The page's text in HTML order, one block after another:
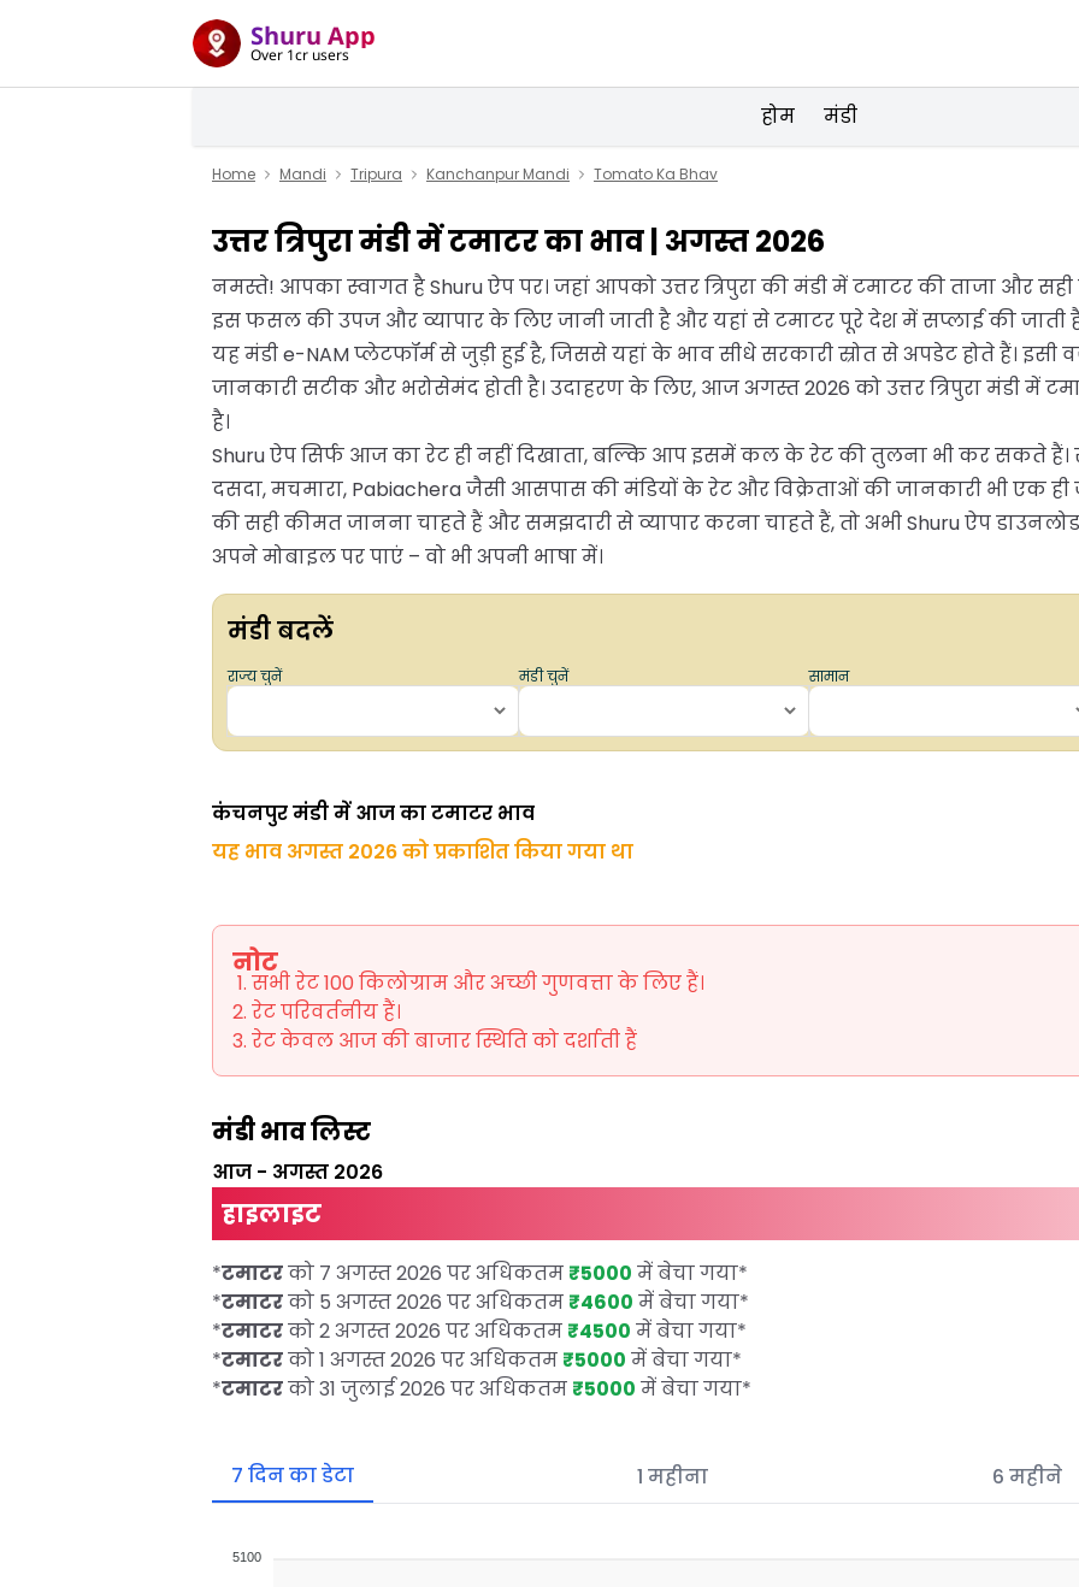
Shuru App
Over 1cr users
होम मंडी
Home Mandi Tripura Kanchanpur Mandi Tomato Ka Bhav
उत्तर त्रिपुरा मंडी में टमाटर का भाव | अगस्त 2026
नमस्ते! आपका स्वागत है Shuru ऐप पर। जहां आपको उत्तर त्रिपुरा की मंडी में टमाटर की ताजा और सही
इस फसल की उपज और व्यापार के लिए जानी जाती है और यहां से टमाटर पूरे देश में सप्लाई की जाती
यह मंडी e-NAM प्लेटफॉर्म से जुड़ी हुई है, जिससे यहां के भाव सीधे सरकारी स्रोत से अपडेट होते हैं।
जानकारी सटीक और भरोसेमंद होती है। उदाहरण के लिए, आज अगस्त 2026 को उत्तर त्रिपुरा मंडी में
है।
Shuru ऐप सिर्फ आज का रेट ही नहीं दिखाता, बल्कि आप इसमें कल के रेट की तुलना भी कर सकते हैं।
दसदा, मचमारा, Pabiachera जैसी आसपास की मंडियों के रेट और विक्रेताओं की जानकारी भी एक
की सही कीमत जानना चाहते हैं और समझदारी से व्यापार करना चाहते हैं, तो अभी Shuru ऐप
अपने मोबाइल पर पाएं – वो भी अपनी भाषा में।
मंडी बदलें
राज्य चुनें मंडी चुनें सामान
कंचनपुर मंडी में आज का टमाटर भाव
यह भाव अगस्त 2026 को प्रकाशित किया गया था
नोट
सभी रेट 100 किलोग्राम और अच्छी गुणवत्ता के लिए हैं।
रेट परिवर्तनीय हैं।
रेट केवल आज की बाजार स्थिति को दर्शाती हैं
मंडी भाव लिस्ट
आज - अगस्त 2026
हाइलाइट
*टमाटरको 7 अगस्त 2026 पर अधिकतम ₹5000 में बेचा गया*
*टमाटरको 5 अगस्त 2026 पर अधिकतम ₹4600 में बेचा गया*
*टमाटरको 2 अगस्त 2026 पर अधिकतम ₹4500 में बेचा गया*
*टमाटरको 1 अगस्त 2026 पर अधिकतम ₹5000 में बेचा गया*
*टमाटरको 31 जुलाई 2026 पर अधिकतम ₹5000 में बेचा गया*
7 दिन का डेटा 1 महीना 6 महीने
5100